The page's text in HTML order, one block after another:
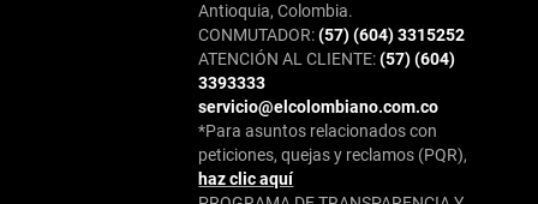
Antioquia, Colombia.
CONMUTADOR:(57) (604) 3315252
ATENCIÓN AL CLIENTE:(57) (604)
3393333
servicio@elcolombiano.com.co
*Para asuntos relacionados con
peticiones, quejas y reclamos (PQR),
haz clic aquí